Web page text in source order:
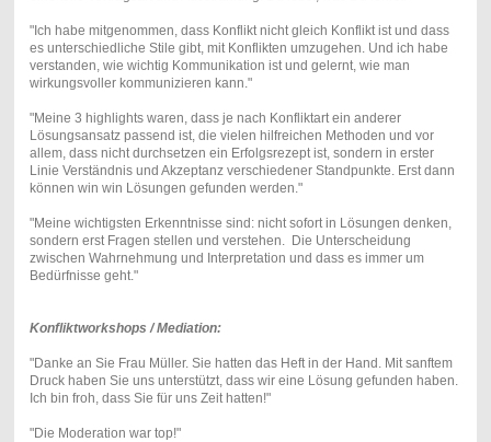
"Ich habe mitgenommen, dass Konflikt nicht gleich Konflikt ist und dass
es unterschiedliche Stile gibt, mit Konflikten umzugehen. Und ich habe
verstanden, wie wichtig Kommunikation ist und gelernt, wie man
wirkungsvoller kommunizieren kann."
"Meine 3 highlights waren, dass je nach Konfliktart ein anderer
Lösungsansatz passend ist, die vielen hilfreichen Methoden und vor
allem, dass nicht durchsetzen ein Erfolgsrezept ist, sondern in erster
Linie Verständnis und Akzeptanz verschiedener Standpunkte. Erst dann
können win win Lösungen gefunden werden."
"Meine wichtigsten Erkenntnisse sind: nicht sofort in Lösungen denken,
sondern erst Fragen stellen und verstehen. Die Unterscheidung
zwischen Wahrnehmung und Interpretation und dass es immer um
Bedürfnisse geht."
Konfliktworkshops / Mediation:
"Danke an Sie Frau Müller. Sie hatten das Heft in der Hand. Mit sanftem
Druck haben Sie uns unterstützt, dass wir eine Lösung gefunden haben.
Ich bin froh, dass Sie für uns Zeit hatten!"
"Die Moderation war top!"